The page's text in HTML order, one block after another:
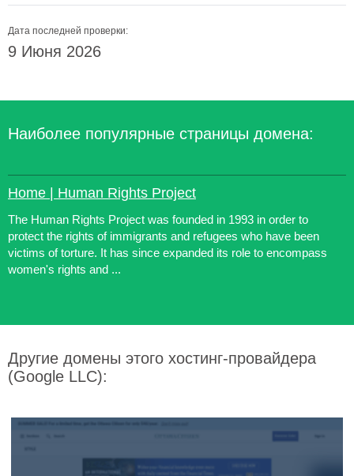
Дата последней проверки:
9 Июня 2026
Наиболее популярные страницы домена:
Home | Human Rights Project
The Human Rights Project was founded in 1993 in order to
protect the rights of immigrants and refugees who have been
victims of torture. It has since expanded its role to encompass
women's rights and ...
Другие домены этого хостинг-провайдера
(Google LLC):